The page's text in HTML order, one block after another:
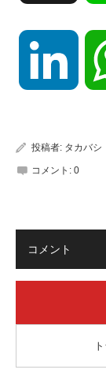
投稿者: タカバシ
コメント: 0
コメント